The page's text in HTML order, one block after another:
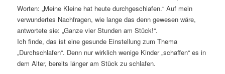
Worten: „Meine Kleine hat heute durchgeschlafen.“ Auf mein
verwundertes Nachfragen, wie lange das denn gewesen wäre,
antwortete sie: „Ganze vier Stunden am Stück!“.
Ich finde, das ist eine gesunde Einstellung zum Thema
„Durchschlafen“. Denn nur wirklich wenige Kinder „schaffen“ es in
dem Alter, bereits länger am Stück zu schlafen.